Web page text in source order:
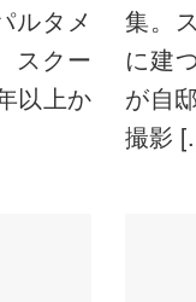
ルタメ
スクー
以上か
集。
に建
が自
撮影